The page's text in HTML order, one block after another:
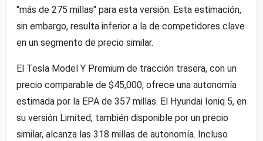
"más de 275 millas" para esta versión. Esta estimación,
sin embargo, resulta inferior a la de competidores clave
en un segmento de precio similar.
El Tesla Model Y Premium de tracción trasera, con un
precio comparable de $45,000, ofrece una autonomía
estimada por la EPA de 357 millas. El Hyundai Ioniq 5, en
su versión Limited, también disponible por un precio
similar, alcanza las 318 millas de autonomía. Incluso